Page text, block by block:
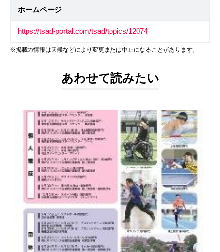
ホームページ
https://tsad-portal.com/tsad/topics/12074
※掲載の情報は天候などにより変更または中止になることがあります。
あわせて読みたい